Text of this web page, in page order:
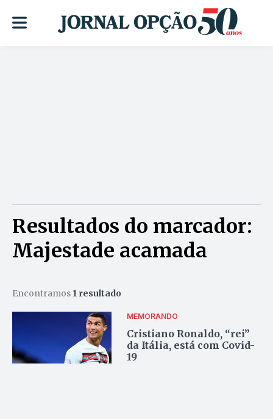
Resultados do marcador:
Majestade acamada
Encontramos 1 resultado
MEMORANDO
Cristiano Ronaldo, “rei”
da Itália, está com Covid-
19